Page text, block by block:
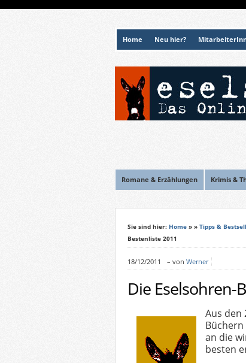
Home Neu hier?
Romane & Erzählungen Krimis &
Sie sind hier: Home » » Tipps &
Bestenliste 2011
18/12/2011 – von Werner
Die Eselsohren-
Aus den
an die
besten